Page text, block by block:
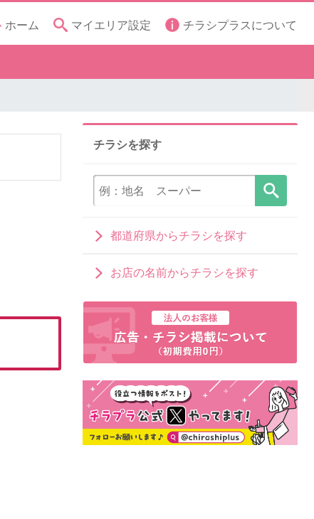
ホーム マイエリア設定 チラシプラスについて
チラシを探す
都道府県からチラシを探す
お店の名前からチラシを探す